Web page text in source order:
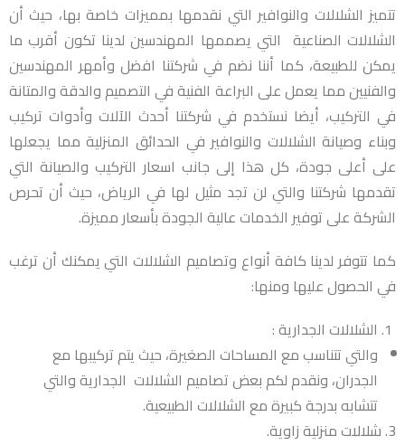
تتميز الشلالات والنوافير التي نقدمها بمميزات خاصة بها، حيث أن
الشلالات الصناعية التي يصممها المهندسين لدينا تكون أقرب ما
يمكن للطبيعة، كما أننا نضم في شركتنا افضل وأمهر المهندسين
والفنيين مما يعمل على البراعة الفنية في التصميم والدقة والمتانة
في التركيب، أيضا نستخدم في شركتنا أحدث الآلات وأدوات تركيب
وبناء وصيانة الشلالات والنوافير في الحدائق المنزلية مما يجعلها
على أعلى جودة، كل هذا إلى جانب اسعار التركيب والصيانة التي
تقدمها شركتنا والتي لن تجد مثيل لها في الرياض، حيث أن تحرص
الشركة على توفير الخدمات عالية الجودة بأسعار مميزة.
كما تتوفر لدينا كافة أنواع وتصاميم الشلالات التي يمكنك أن ترغب
في الحصول عليها ومنها:
الشلالات الجدارية :
والتي تتناسب مع المساحات الصغيرة، حيث يتم تركيبها مع
الجدران، ونقدم لكم بعض تصاميم الشلالات الجدارية والتي
تتشابه بدرجة كبيرة مع الشلالات الطبيعية.
3. شلالات منزلية زاوية.